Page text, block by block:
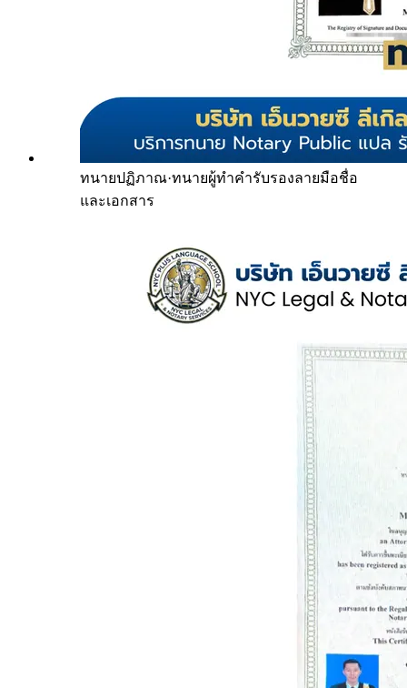
ทนายปฏิภาณ·ทนายผู้ทำคำรับรองลายมือชื่อ
และเอกสาร